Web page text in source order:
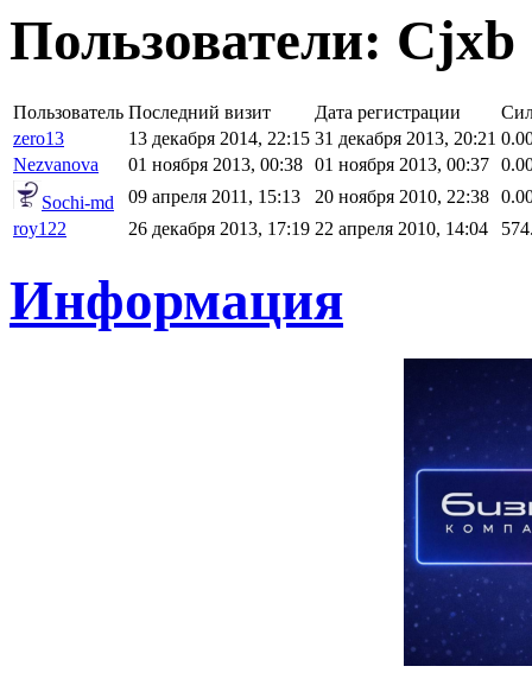
Пользователи: Cjxb
Пользователь Последний визит Дата регистрации
zero13
13 декабря 2014, 22:15 31 декабря 2013, 20:21
Nezvanova
01 ноября 2013, 00:38 01 ноября 2013, 00:37
Sochi-md
09 апреля 2011, 15:13 20 ноября 2010, 22:38
roy122
26 декабря 2013, 17:19 22 апреля 2010, 14:04
Информация